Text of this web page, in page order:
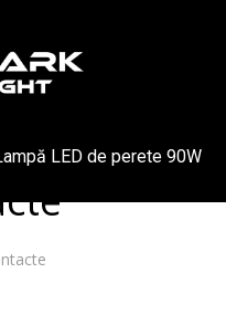
LED de perete 90W